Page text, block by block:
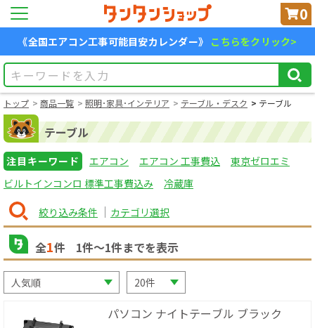
0
《全国エアコン工事可能目安カレンダー》 こちらをクリック>
トップ 商品一覧 照明･家具･インテリア テーブル・デスク テーブル
テーブル
注目キーワード エアコン エアコン 工事費込
東京ゼロエミ
ビルトインコンロ 標準工事費込み
冷蔵庫
絞り込み条件 カテゴリ選択
全1件 1件〜1件までを表示
パソコン ナイトテーブル ブラック